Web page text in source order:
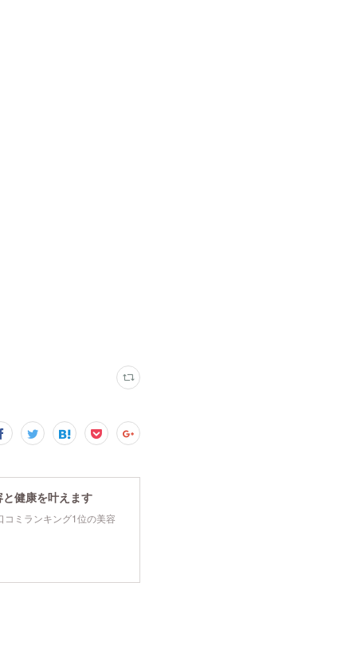
健康を叶えます
ミランキング1位の美容